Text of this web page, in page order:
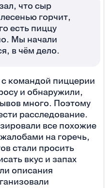
что сыр
горчит,
есть пиццу
Мы начали
в чём дело.
командой пиццерии
и обнаружили,
много. Поэтому
расследование.
все похожие
на горечь,
стали просить
вкус и запах
описания